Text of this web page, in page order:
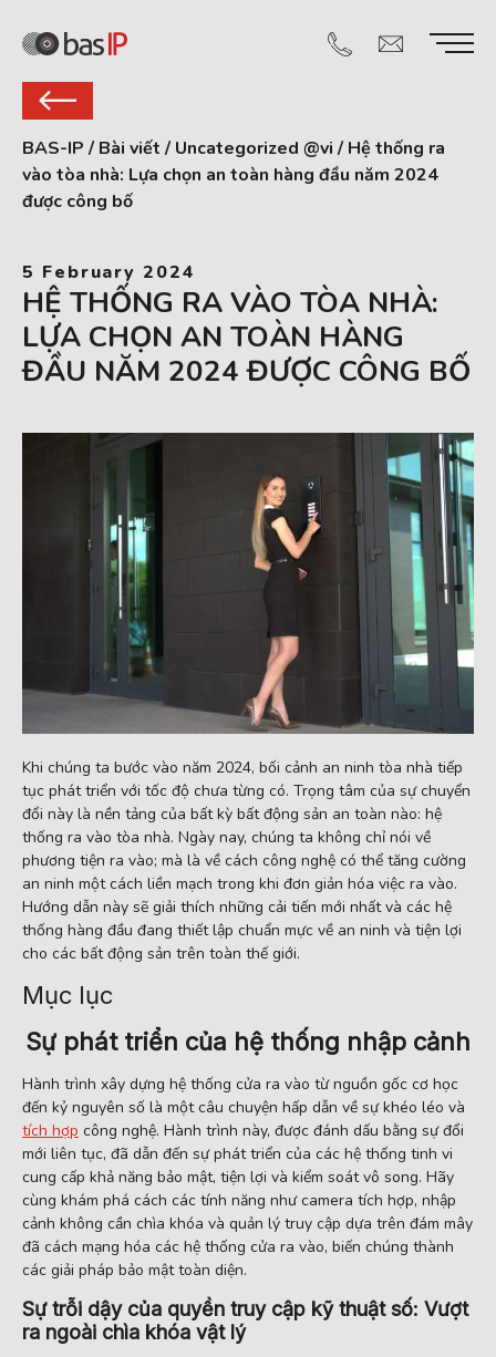
BAS-IP / Bài viết / Uncategorized @vi / Hệ thống ra
vào tòa nhà: Lựa chọn an toàn hàng đầu năm 2024
được công bố
5 February 2024
HỆ THỐNG RA VÀO TÒA NHÀ:
LỰA CHỌN AN TOÀN HÀNG
ĐẦU NĂM 2024 ĐƯỢC CÔNG BỐ
Khi chúng ta bước vào năm 2024, bối cảnh an ninh tòa nhà tiếp
tục phát triển với tốc độ chưa từng có. Trọng tâm của sự chuyển
đổi này là nền tảng của bất kỳ bất động sản an toàn nào: hệ
thống ra vào tòa nhà. Ngày nay, chúng ta không chỉ nói về
phương tiện ra vào; mà là về cách công nghệ có thể tăng cường
an ninh một cách liền mạch trong khi đơn giản hóa việc ra vào.
Hướng dẫn này sẽ giải thích những cải tiến mới nhất và các hệ
thống hàng đầu đang thiết lập chuẩn mực về an ninh và tiện lợi
cho các bất động sản trên toàn thế giới.
Mục lục
Sự phát triển của hệ thống nhập cảnh
Hành trình xây dựng hệ thống cửa ra vào từ nguồn gốc cơ học
đến kỷ nguyên số là một câu chuyện hấp dẫn về sự khéo léo và
tích hợp công nghệ. Hành trình này, được đánh dấu bằng sự đổi
mới liên tục, đã dẫn đến sự phát triển của các hệ thống tinh vi
cung cấp khả năng bảo mật, tiện lợi và kiểm soát vô song. Hãy
cùng khám phá cách các tính năng như camera tích hợp, nhập
cảnh không cần chìa khóa và quản lý truy cập dựa trên đám mây
đã cách mạng hóa các hệ thống cửa ra vào, biến chúng thành
các giải pháp bảo mật toàn diện.
Sự trỗi dậy của quyền truy cập kỹ thuật số: Vượt
ra ngoài chìa khóa vật lý